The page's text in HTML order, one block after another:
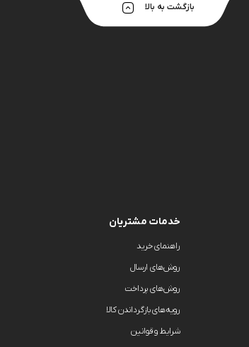
بازگشت به بالا
خدمات مشتریان
راهنمای خرید
روش‌های ارسال
روش‌های پرداخت
رویه‌های بازگرداندن کالا
شرایط و قوانین